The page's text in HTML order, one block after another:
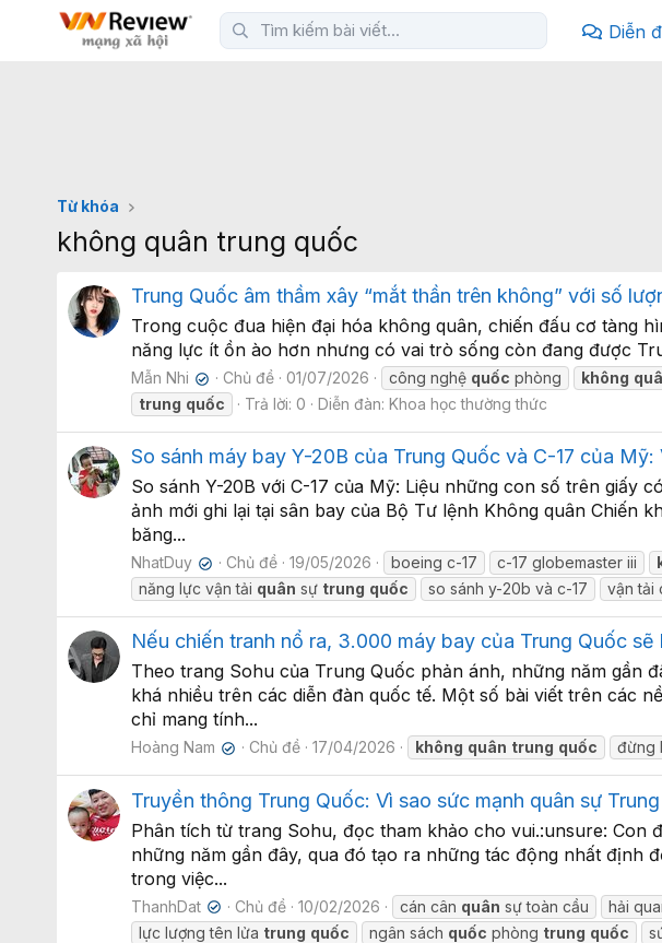
Diễn
Từ khóa
không quân trung quốc
Trung Quốc âm thầm xây “mắt thần trên không” với số
Trong cuộc đua hiện đại hóa không quân, chiến đấu cơ tàng
năng lực ít ồn ào hơn nhưng có vai trò sống còn đang được
Mẫn Nhi ✔ Chủ đề 01/07/2026 công nghệ quốc phòng không
trung quốc Trả lời: 0 Diễn đàn: Khoa học thường thức
So sánh máy bay Y-20B của Trung Quốc và C-17 của
So sánh Y-20B với C-17 của Mỹ: Liệu những con số trên giấy
ảnh mới ghi lại tại sân bay của Bộ Tư lệnh Không quân Chiến
băng...
NhatDuy ✔ Chủ đề 19/05/2026 boeing c-17 c-17 globemaster iii
năng lực vận tải quân sự trung quốc so sánh y-20b và c-17 vận tải
Nếu chiến tranh nổ ra, 3.000 máy bay của Trung Quốc
Theo trang Sohu của Trung Quốc phản ánh, những năm gần
khá nhiều trên các diễn đàn quốc tế. Một số bài viết trên các
chỉ mang tính...
Hoàng Nam ✔ Chủ đề 17/04/2026 không quân trung quốc đừng
Truyền thông Trung Quốc: Vì sao sức mạnh quân sự
Phân tích từ trang Sohu, đọc tham khảo cho vui.:unsure:
những năm gần đây, qua đó tạo ra những tác động nhất định
trong việc...
ThanhDat ✔ Chủ đề 10/02/2026 cán cân quân sự toàn cầu hải
lực lượng tên lửa trung quốc ngân sách quốc phòng trung quốc